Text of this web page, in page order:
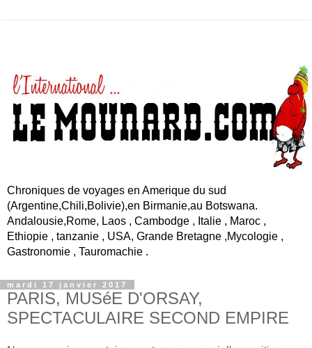
Chroniques de voyages en Amerique du sud
(Argentine,Chili,Bolivie),en Birmanie,au Botswana.
Andalousie,Rome, Laos , Cambodge , Italie , Maroc ,
Ethiopie , tanzanie , USA, Grande Bretagne ,Mycologie ,
Gastronomie , Tauromachie .
mardi 17 janvier 2017
PARIS, MUSéE D'ORSAY,
SPECTACULAIRE SECOND EMPIRE